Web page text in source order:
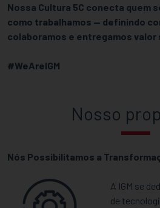
Nossa Cultura 5C conecta quem
como trabalhamos — definindo
colaboramos e entregamos valor
#WeAreIGM
Nosso
Nós Possibilitamos a
A IGM se
de